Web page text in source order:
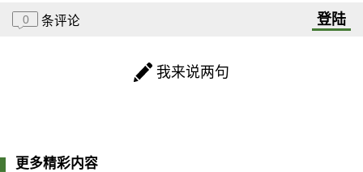
0 条评论 登陆
我来说两句
更多精彩内容